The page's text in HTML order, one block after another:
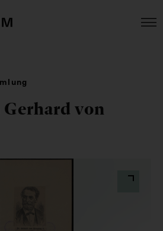
von